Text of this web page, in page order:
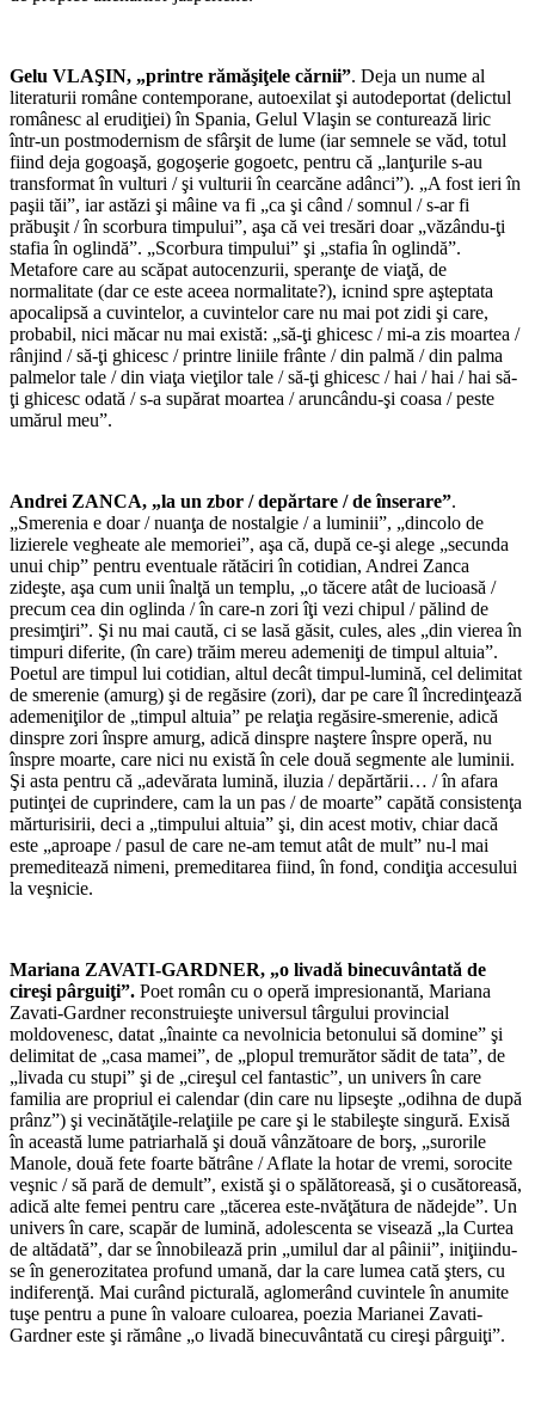
Gelu VLAŞIN, „printre rămăşiţele cărnii”. Deja un nume al
literaturii române contemporane, autoexilat şi autodeportat (delictul
românesc al erudiţiei) în Spania, Gelul Vlaşin se conturează liric
într-un postmodernism de sfârşit de lume (iar semnele se văd, totul
fiind deja gogoaşă, gogoşerie gogoetc, pentru că „lanţurile s-au
transformat în vulturi / şi vulturii în cearcăne adânci”). „A fost ieri în
paşii tăi”, iar astăzi şi mâine va fi „ca şi când / somnul / s-ar fi
prăbuşit / în scorbura timpului”, aşa că vei tresări doar „văzându-ţi
stafia în oglindă”. „Scorbura timpului” şi „stafia în oglindă”.
Metafore care au scăpat autocenzurii, speranţe de viaţă, de
normalitate (dar ce este aceea normalitate?), icnind spre aşteptata
apocalipsă a cuvintelor, a cuvintelor care nu mai pot zidi şi care,
probabil, nici măcar nu mai există: „să-ţi ghicesc / mi-a zis moartea /
rânjind / să-ţi ghicesc / printre liniile frânte / din palmă / din palma
palmelor tale / din viaţa vieţilor tale / să-ţi ghicesc / hai / hai / hai să-
ţi ghicesc odată / s-a supărat moartea / aruncându-şi coasa / peste
umărul meu”.
Andrei ZANCA, „la un zbor / depărtare / de înserare”.
„Smerenia e doar / nuanţa de nostalgie / a luminii”, „dincolo de
lizierele vegheate ale memoriei”, aşa că, după ce-şi alege „secunda
unui chip” pentru eventuale rătăciri în cotidian, Andrei Zanca
zideşte, aşa cum unii înalţă un templu, „o tăcere atât de lucioasă /
precum cea din oglinda / în care-n zori îţi vezi chipul / pălind de
presimţiri”. Şi nu mai caută, ci se lasă găsit, cules, ales „din vierea în
timpuri diferite, (în care) trăim mereu ademeniţi de timpul altuia”.
Poetul are timpul lui cotidian, altul decât timpul-lumină, cel delimitat
de smerenie (amurg) şi de regăsire (zori), dar pe care îl încredinţează
ademeniţilor de „timpul altuia” pe relaţia regăsire-smerenie, adică
dinspre zori înspre amurg, adică dinspre naştere înspre operă, nu
înspre moarte, care nici nu există în cele două segmente ale luminii.
Şi asta pentru că „adevărata lumină, iluzia / depărtării… / în afara
putinţei de cuprindere, cam la un pas / de moarte” capătă consistenţa
mărturisirii, deci a „timpului altuia” şi, din acest motiv, chiar dacă
este „aproape / pasul de care ne-am temut atât de mult” nu-l mai
premeditează nimeni, premeditarea fiind, în fond, condiţia accesului
la veşnicie.
Mariana ZAVATI-GARDNER, „o livadă binecuvântată de
cireşi pârguiţi”. Poet român cu o operă impresionantă, Mariana
Zavati-Gardner reconstruieşte universul târgului provincial
moldovenesc, datat „înainte ca nevolnicia betonului să domine” şi
delimitat de „casa mamei”, de „plopul tremurător sădit de tata”, de
„livada cu stupi” şi de „cireşul cel fantastic”, un univers în care
familia are propriul ei calendar (din care nu lipseşte „odihna de după
prânz”) şi vecinătăţile-relaţiile pe care şi le stabileşte singură. Exisă
în această lume patriarhală şi două vânzătoare de borş, „surorile
Manole, două fete foarte bătrâne / Aflate la hotar de vremi, sorocite
veşnic / să pară de demult”, există şi o spălătoreasă, şi o cusătoreasă,
adică alte femei pentru care „tăcerea este-nvăţătura de nădejde”. Un
univers în care, scapăr de lumină, adolescenta se visează „la Curtea
de altădată”, dar se înnobilează prin „umilul dar al pâinii”, iniţiindu-
se în generozitatea profund umană, dar la care lumea cată şters, cu
indiferenţă. Mai curând picturală, aglomerând cuvintele în anumite
tuşe pentru a pune în valoare culoarea, poezia Marianei Zavati-
Gardner este şi rămâne „o livadă binecuvântată cu cireşi pârguiţi”.